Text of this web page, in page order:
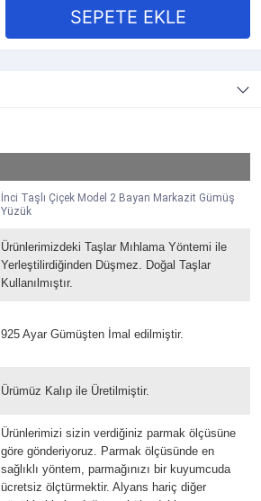
İnci Taşlı Çiçek Model 2 Bayan Markazit Gümüş
Yüzük
Ürünlerimizdeki Taşlar Mıhlama Yöntemi ile
Yerleştilirdiğinden Düşmez. Doğal Taşlar
Kullanılmıştır.
925 Ayar Gümüşten İmal edilmiştir.
Ürümüz Kalıp ile Üretilmiştir.
Ürünlerimizi sizin verdiğiniz parmak ölçüsüne
göre gönderiyoruz. Parmak ölçüsünde en
sağlıklı yöntem, parmağınızı bir kuyumcuda
ücretsiz ölçtürmektir. Alyans hariç diğer